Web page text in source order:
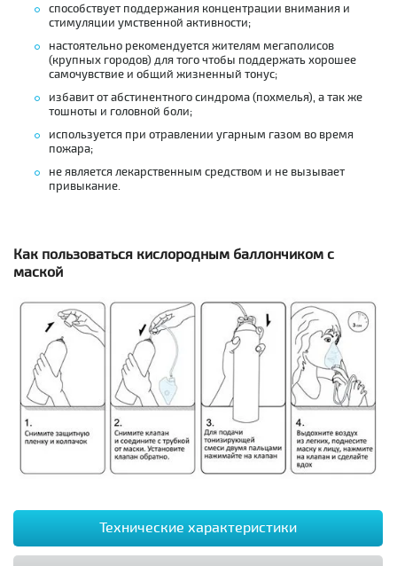
способствует поддержания концентрации внимания и
стимуляции умственной активности;
настоятельно рекомендуется жителям мегаполисов
(крупных городов) для того чтобы поддержать хорошее
самочувствие и общий жизненный тонус;
избавит от абстинентного синдрома (похмелья), а так же
тошноты и головной боли;
используется при отравлении угарным газом во время
пожара;
не является лекарственным средством и не вызывает
привыкание.
Как пользоваться кислородным баллончиком с
маской
Технические характеристики